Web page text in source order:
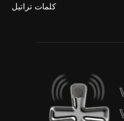
كلمات تراتيل